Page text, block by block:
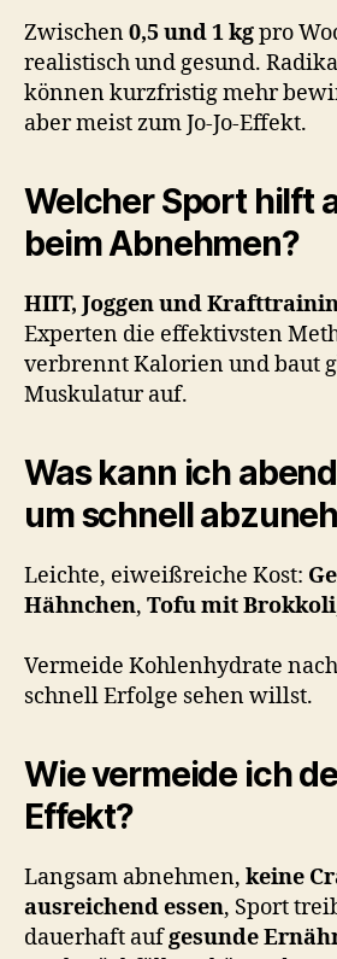
Zwischen0,5 und 1 kgpro
realistisch und gesund.
können kurzfristig mehr
aber meist zum Jo-Jo-Effekt.
Welcher Sport hilft
beim Abnehmen?
HIIT, Joggen und
Experten die effektivsten
verbrennt Kalorien und baut
Muskulatur auf.
Was kann ich
um schnell
Leichte, eiweißreiche Kost:
Hähnchen, Tofu mit Brokkoli
Vermeide Kohlenhydrate
schnell Erfolge sehen willst.
Wie vermeide ich
Effekt?
Langsam abnehmen, keine
ausreichend essen, Sport
dauerhaft aufgesunde